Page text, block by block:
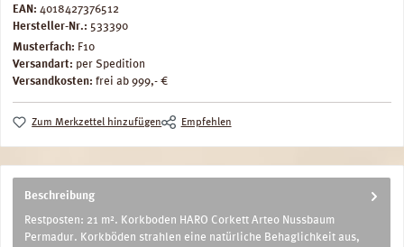
EAN: 4018427376512
Hersteller-Nr.: 533390
Musterfach: F10
Versandart: per Spedition
Versandkosten: frei ab 999,- €
Zum Merkzettel hinzufügen Empfehlen
Beschreibung
Restposten: 21 m². Korkboden HARO Corkett Arteo Nussbaum
Permadur. Korkböden strahlen eine natürliche Behaglichkeit aus,